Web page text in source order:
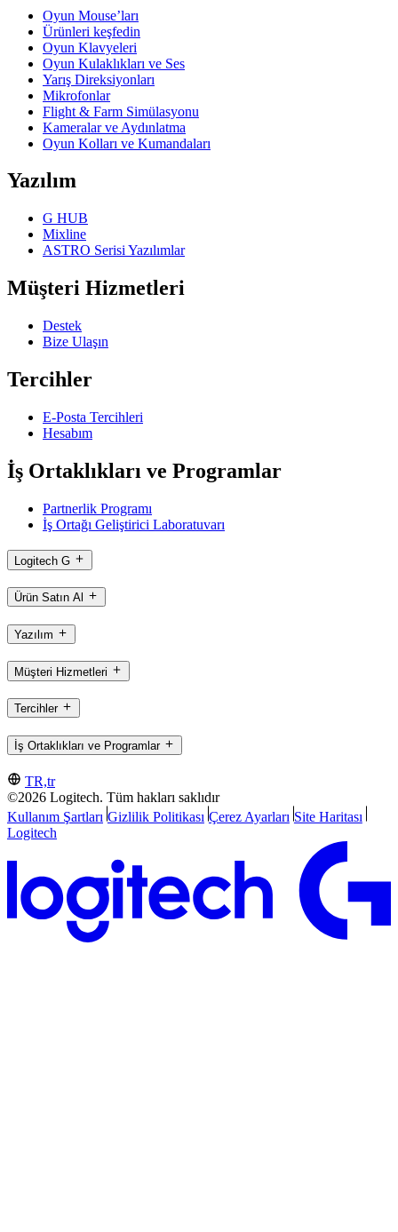
Oyun Mouse’ları
Ürünleri keşfedin
Oyun Klavyeleri
Oyun Kulaklıkları ve Ses
Yarış Direksiyonları
Mikrofonlar
Flight & Farm Simülasyonu
Kameralar ve Aydınlatma
Oyun Kolları ve Kumandaları
Yazılım
G HUB
Mixline
ASTRO Serisi Yazılımlar
Müşteri Hizmetleri
Destek
Bize Ulaşın
Tercihler
E-Posta Tercihleri
Hesabım
İş Ortaklıkları ve Programlar
Partnerlik Programı
İş Ortağı Geliştirici Laboratuvarı
Logitech G
Ürün Satın Al
Yazılım
Müşteri Hizmetleri
Tercihler
İş Ortaklıkları ve Programlar
TR,tr
©2026 Logitech. Tüm hakları saklıdır
Kullanım Şartları Gizlilik Politikası Çerez Ayarları Site Haritası
Logitech